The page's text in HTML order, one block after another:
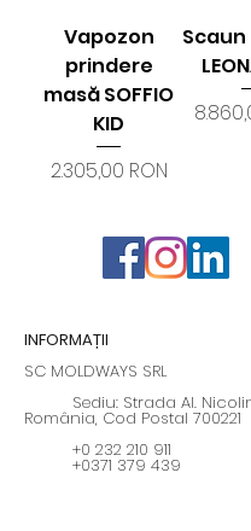
Vapozon
prindere
masă SOFFIO
KID
Preț
2.305,00 RON
Preț
INFORMAȚII
SC MOLDWAYS SRL
Sediu: Strada Al.
România, Cod Postal 700221
+0 232 210 911
+0371 379 439